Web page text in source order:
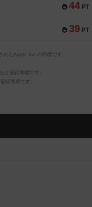
44 PT
39 PT
たApple Inc.の商標です。
は登録商標です。
録商標です。